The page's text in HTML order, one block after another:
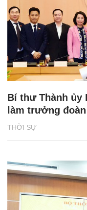
THỜI SỰ
Bí thư Thành ủy
làm trưởng đoàn